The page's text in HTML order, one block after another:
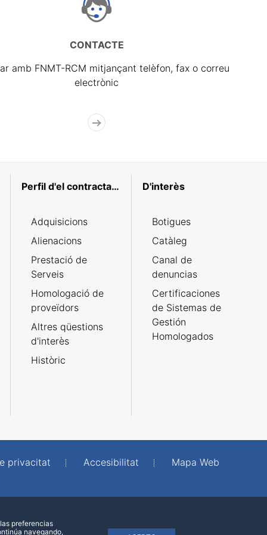
CONTACTE
amb FNMT-RCM mitjançant telèfon, fax o correu
electrònic
Perfil d'el contractant
Adquisicions
Alienacions
Prestació de
Serveis
Homologació de
proveïdors
Altres qüestions
d'interès
Històric
D'interès
Botigues
Catàleg
Canal de
denuncias
Certificaciones
de Sistemas de
Gestión
Homologados
privacitat Accesibilitat
Mapa Web
preferencias
navegando,